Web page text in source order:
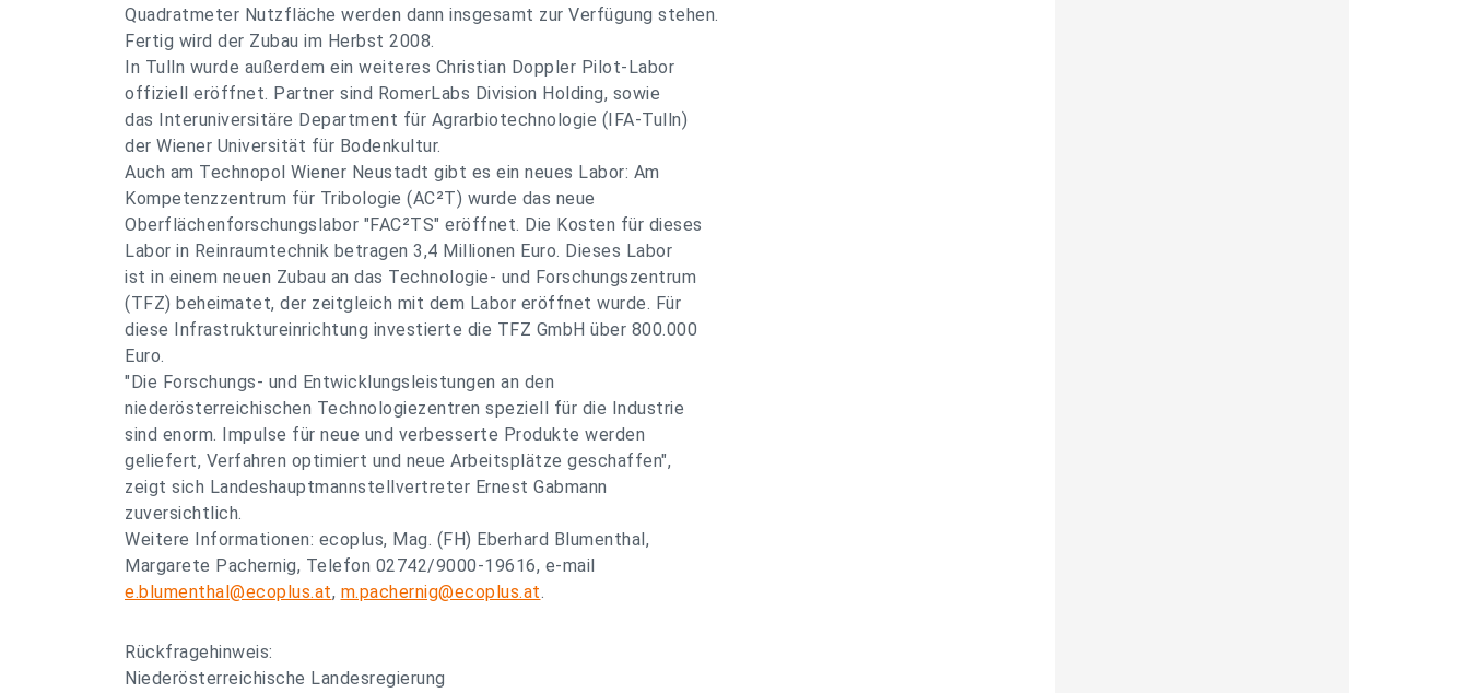
Quadratmeter Nutzfläche werden dann insgesamt zur Verfügung stehen.
Fertig wird der Zubau im Herbst 2008.
In Tulln wurde außerdem ein weiteres Christian Doppler Pilot-Labor
offiziell eröffnet. Partner sind RomerLabs Division Holding, sowie
das Interuniversitäre Department für Agrarbiotechnologie (IFA-Tulln)
der Wiener Universität für Bodenkultur.
Auch am Technopol Wiener Neustadt gibt es ein neues Labor: Am
Kompetenzzentrum für Tribologie (AC²T) wurde das neue
Oberflächenforschungslabor "FAC²TS" eröffnet. Die Kosten für dieses
Labor in Reinraumtechnik betragen 3,4 Millionen Euro. Dieses Labor
ist in einem neuen Zubau an das Technologie- und Forschungszentrum
(TFZ) beheimatet, der zeitgleich mit dem Labor eröffnet wurde. Für
diese Infrastruktureinrichtung investierte die TFZ GmbH über 800.000
Euro.
"Die Forschungs- und Entwicklungsleistungen an den
niederösterreichischen Technologiezentren speziell für die Industrie
sind enorm. Impulse für neue und verbesserte Produkte werden
geliefert, Verfahren optimiert und neue Arbeitsplätze geschaffen",
zeigt sich Landeshauptmannstellvertreter Ernest Gabmann
zuversichtlich.
Weitere Informationen: ecoplus, Mag. (FH) Eberhard Blumenthal,
Margarete Pachernig, Telefon 02742/9000-19616, e-mail
e.blumenthal@ecoplus.at, m.pachernig@ecoplus.at.
Rückfragehinweis:
Niederösterreichische Landesregierung